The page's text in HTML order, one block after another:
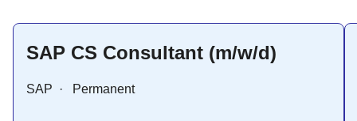
SAP CS Consultant (m/w/d)
SAP · Permanent